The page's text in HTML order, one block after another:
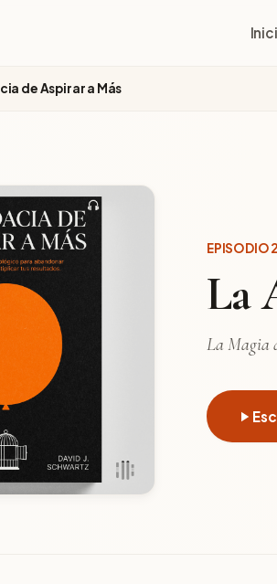
de Aspirar a Más
EPISODIO
La
La Magia